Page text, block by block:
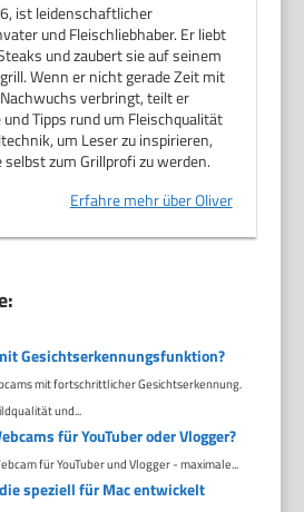
ist leidenschaftlicher
und Fleischliebhaber. Er liebt
und zaubert sie auf seinem
Wenn er nicht gerade Zeit mit
verbringt, teilt er
und Tipps rund um Fleischqualität
um Leser zu inspirieren,
selbst zum Grillprofi zu werden.
Erfahre mehr über Oliver
Gesichtserkennungsfunktion?
mit fortschrittlicher Gesichtserkennung.
und...
für YouTuber oder Vlogger?
für YouTuber und Vlogger - maximale...
speziell für Mac entwickelt